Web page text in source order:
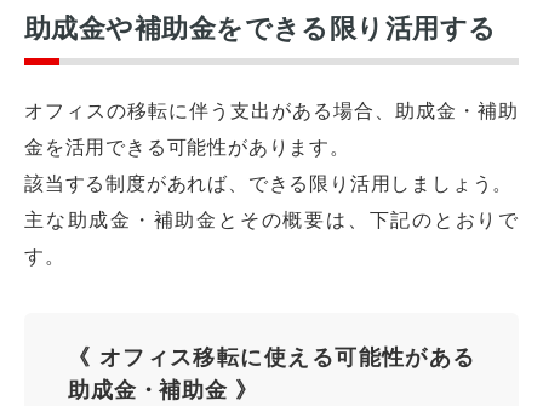
助成金や補助金をできる限り活用する
オフィスの移転に伴う支出がある場合、助成金・補助
金を活用できる可能性があります。
該当する制度があれば、できる限り活用しましょう。
主な助成金・補助金とその概要は、下記のとおりで
す。
《 オフィス移転に使える可能性がある
助成金・補助金 》